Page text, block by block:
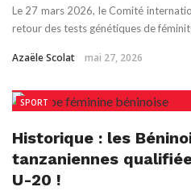
Le 27 mars 2026, le Comité
retour des tests génétiques de
Azaële Scolat mai 27, 2026
SPORT
Historique : les
tanzaniennes
U-20 !